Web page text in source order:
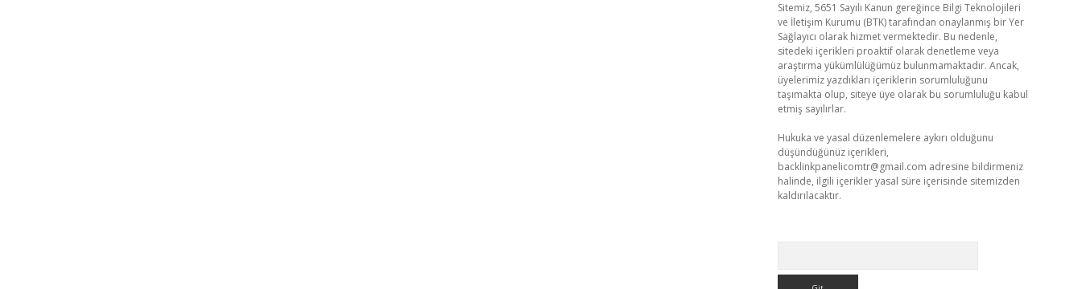
Sitemiz, 5651 Sayılı Kanun gereğince Bilgi Teknolojileri
ve İletişim Kurumu (BTK) tarafından onaylanmış bir Yer
Sağlayıcı olarak hizmet vermektedir. Bu nedenle,
sitedeki içerikleri proaktif olarak denetleme veya
araştırma yükümlülüğümüz bulunmamaktadır. Ancak,
üyelerimiz yazdıkları içeriklerin sorumluluğunu
taşımakta olup, siteye üye olarak bu sorumluluğu kabul
etmiş sayılırlar.
Hukuka ve yasal düzenlemelere aykırı olduğunu
düşündüğünüz içerikleri,
backlinkpanelicomtr@gmail.com adresine bildirmeniz
halinde, ilgili içerikler yasal süre içerisinde sitemizden
kaldırılacaktır.